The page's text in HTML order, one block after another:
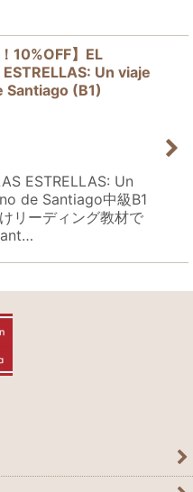
10%OFF】EL
Un viaje
Santiago (B1)
ESTRELLAS: Un
de Santiago中級B1
リーディング教材で